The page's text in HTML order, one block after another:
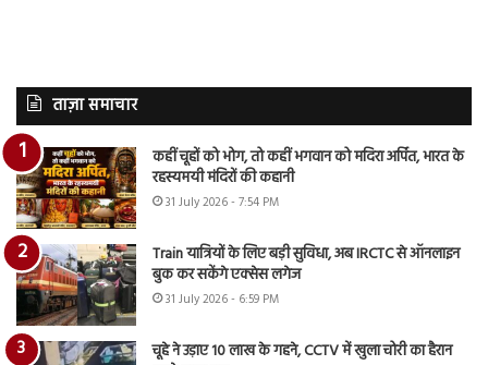
ताज़ा समाचार
कहीं चूहों को भोग, तो कहीं भगवान को मदिरा अर्पित, भारत के
रहस्यमयी मंदिरों की कहानी
31 July 2026 - 7:54 PM
Train यात्रियों के लिए बड़ी सुविधा, अब IRCTC से ऑनलाइन
बुक कर सकेंगे एक्सेस लगेज
31 July 2026 - 6:59 PM
चूहे ने उड़ाए 10 लाख के गहने, CCTV में खुला चोरी का हैरान